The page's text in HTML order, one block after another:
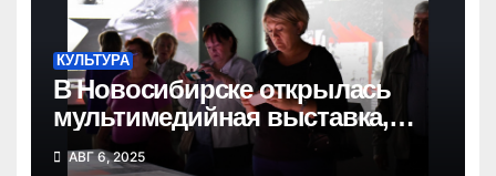
КУЛЬТУРА
В Новосибирске открылась
мультимедийная выставка,
посвященная Великой Победе
АВГ 6, 2025